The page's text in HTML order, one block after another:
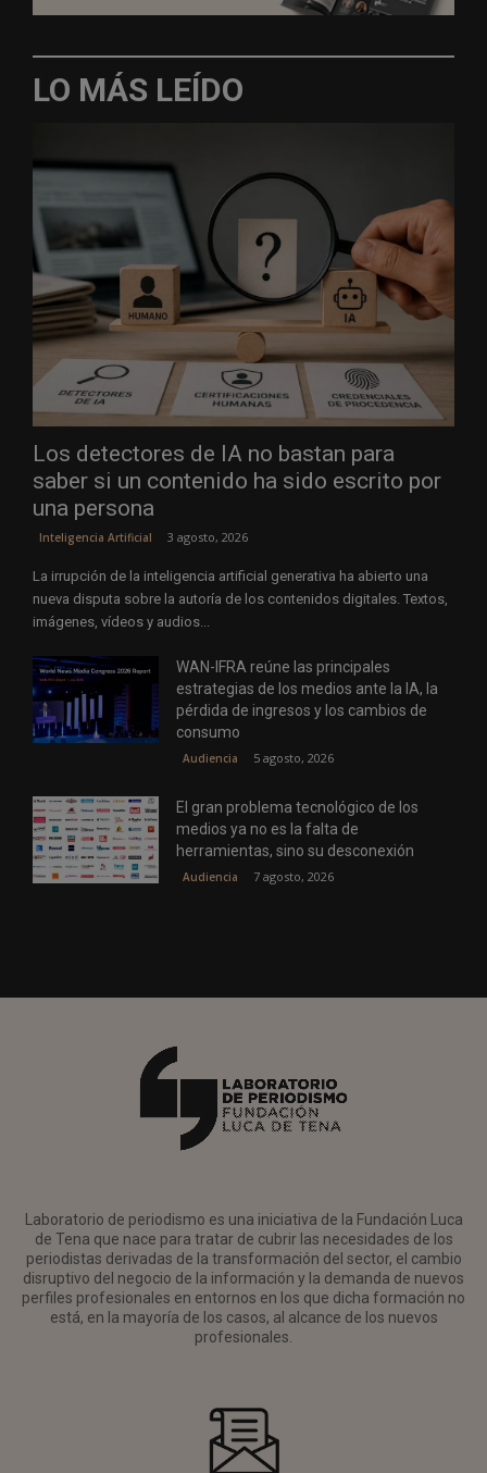
LO MÁS LEÍDO
Los detectores de IA no bastan para
saber si un contenido ha sido escrito por
una persona
Inteligencia Artificial 3 agosto, 2026
La irrupción de la inteligencia artificial generativa ha abierto una
nueva disputa sobre la autoría de los contenidos digitales. Textos,
imágenes, vídeos y audios...
WAN-IFRA reúne las principales
estrategias de los medios ante la IA, la
pérdida de ingresos y los cambios de
consumo
Audiencia 5 agosto, 2026
El gran problema tecnológico de los
medios ya no es la falta de
herramientas, sino su desconexión
Audiencia 7 agosto, 2026
Laboratorio de periodismo es una iniciativa de la Fundación Luca
de Tena que nace para tratar de cubrir las necesidades de los
periodistas derivadas de la transformación del sector, el cambio
disruptivo del negocio de la información y la demanda de nuevos
perfiles profesionales en entornos en los que dicha formación no
está, en la mayoría de los casos, al alcance de los nuevos
profesionales.